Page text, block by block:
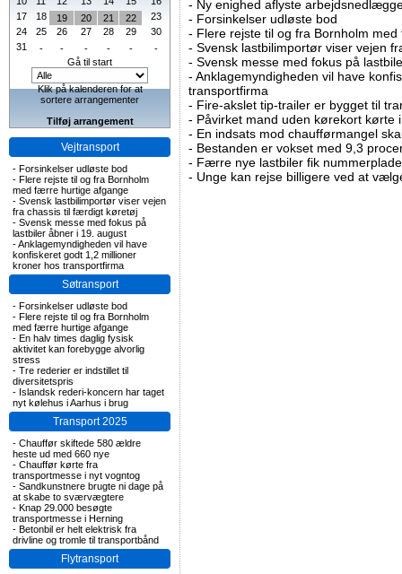
17
18 19 20 21 22
23
24
25 26 27 28 29
30
31
- - - - -
-
Gå til start
Klik på kalenderen for at
sortere arrangementer
Tilføj arrangement
Vejtransport
- Forsinkelser udløste bod
- Flere rejste til og fra Bornholm
med færre hurtige afgange
- Svensk lastbilimportør viser vejen
fra chassis til færdigt køretøj
- Svensk messe med fokus på
lastbiler åbner i 19. august
-Anklagemyndigheden vil have
konfiskeret godt 1,2 millioner
kroner hos transportfirma
Søtransport
- Forsinkelser udløste bod
- Flere rejste til og fra Bornholm
med færre hurtige afgange
- En halv times daglig fysisk
aktivitet kan forebygge alvorlig
stress
- Tre rederier er indstillet til
diversitetspris
- Islandsk rederi-koncern har taget
nyt kølehus i Aarhus i brug
Transport 2025
- Chauffør skiftede 580 ældre
heste ud med 660 nye
- Chauffør kørte fra
transportmesse i nyt vogntog
- Sandkunstnere brugte ni dage på
at skabe to sværvægtere
- Knap 29.000 besøgte
transportmesse i Herning
- Betonbil er helt elektrisk fra
drivline og tromle til transportbånd
Flytransport
- Ny enighed aflyste
- Forsinkelser udløste bod
- Flere rejste til og fra Bornholm
- Svensk lastbilimportør viser vejen
- Svensk messe med fokus på
- Anklagemyndigheden vil have
transportfirma
- Fire-akslet tip-trailer er bygget til
- Påvirket mand uden kørekort kørte
- En indsats mod chaufførmangel
- Bestanden er vokset med 9,3
- Færre nye lastbiler fik
- Unge kan rejse billigere ved at